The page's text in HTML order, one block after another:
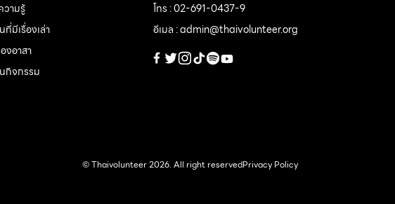
วามรู้
มีเรื่องเล่า
องอาสา
กิจกรรม
โทร : 02-691-0437-9
อีเมล : admin@thaivolunteer.org
© Thaivolunteer 2026. All right reservedPrivacy Policy